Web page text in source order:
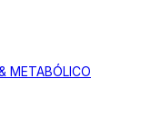
METABÓLICO